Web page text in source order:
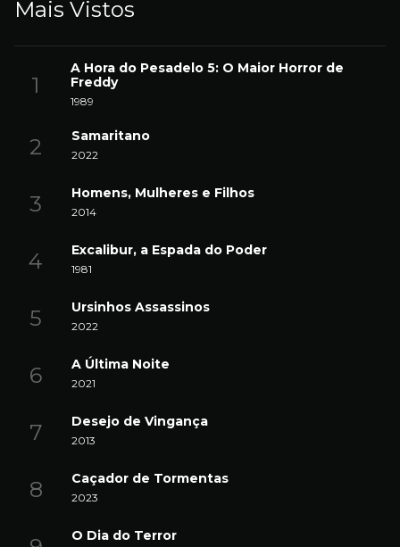
Mais Vistos
A Hora do Pesadelo 5: O Maior Horror de
Freddy
1989
Samaritano
2022
Homens, Mulheres e Filhos
2014
Excalibur, a Espada do Poder
1981
Ursinhos Assassinos
2022
A Última Noite
2021
Desejo de Vingança
2013
Caçador de Tormentas
2023
O Dia do Terror